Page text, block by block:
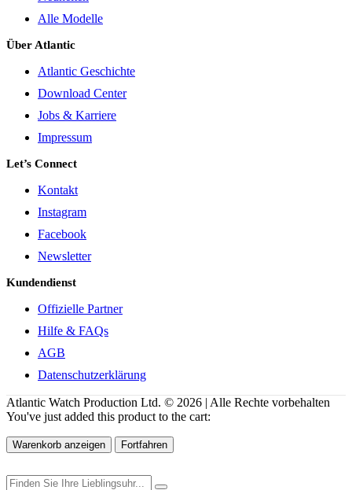
Alle Modelle
Über Atlantic
Atlantic Geschichte
Download Center
Jobs & Karriere
Impressum
Let’s Connect
Kontakt
Instagram
Facebook
Newsletter
Kundendienst
Offizielle Partner
Hilfe & FAQs
AGB
Datenschutzerklärung
Atlantic Watch Production Ltd. © 2026 | Alle Rechte vorbehalten
You've just added this product to the cart:
Warenkorb anzeigen Fortfahren